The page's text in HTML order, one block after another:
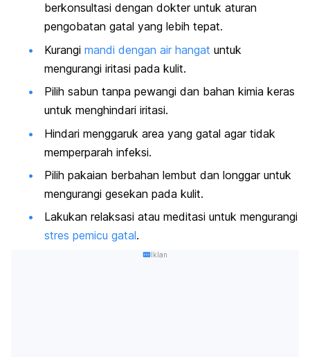
berkonsultasi dengan dokter untuk aturan
pengobatan gatal yang lebih tepat.
Kurangi mandi dengan air hangat untuk
mengurangi iritasi pada kulit.
Pilih sabun tanpa pewangi dan bahan kimia keras
untuk menghindari iritasi.​
Hindari menggaruk area yang gatal agar tidak
memperparah infeksi.
Pilih pakaian berbahan lembut dan longgar untuk
mengurangi gesekan pada kulit.
Lakukan relaksasi atau meditasi untuk mengurangi
stres pemicu gatal.
Iklan